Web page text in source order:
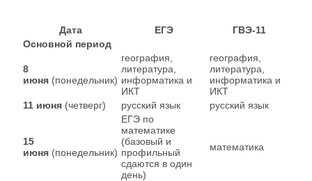
Дата ЕГЭ
ГВЭ-11
Основной период
8
июня (понедельник)
география,
литература,
информатика и
ИКТ
география,
литература,
информатика и
ИКТ
11 июня (четверг) русский язык русский язык
15
июня (понедельник)
ЕГЭ по
математике
(базовый и
профильный
сдаются в один
день)
математика